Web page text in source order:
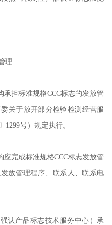
理
承担标准规格CCC标志的发放管
关于放开部分检验检测经营服
1299号）规定执行。
应完成标准规格CCC标志发放管
放管理程序、联系人、联系电
认产品标志技术服务中心）承